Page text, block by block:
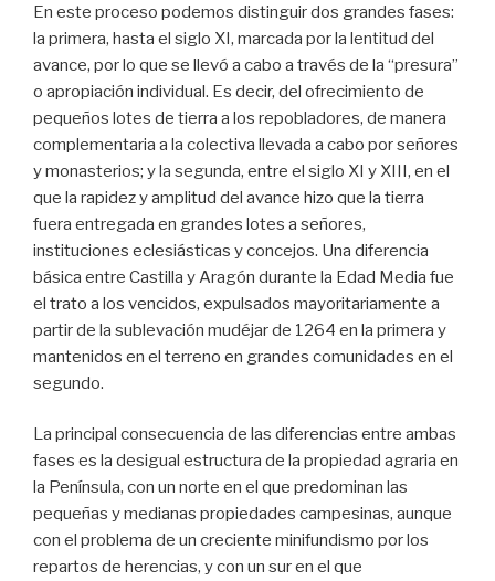
En este proceso podemos distinguir dos grandes fases:
la primera, hasta el siglo XI, marcada por la lentitud del
avance, por lo que se llevó a cabo a través de la “presura”
o apropiación individual. Es decir, del ofrecimiento de
pequeños lotes de tierra a los repobladores, de manera
complementaria a la colectiva llevada a cabo por señores
y monasterios; y la segunda, entre el siglo XI y XIII, en el
que la rapidez y amplitud del avance hizo que la tierra
fuera entregada en grandes lotes a señores,
instituciones eclesiásticas y concejos. Una diferencia
básica entre Castilla y Aragón durante la Edad Media fue
el trato a los vencidos, expulsados mayoritariamente a
partir de la sublevación mudéjar de 1264 en la primera y
mantenidos en el terreno en grandes comunidades en el
segundo.
La principal consecuencia de las diferencias entre ambas
fases es la desigual estructura de la propiedad agraria en
la Península, con un norte en el que predominan las
pequeñas y medianas propiedades campesinas, aunque
con el problema de un creciente minifundismo por los
repartos de herencias, y con un sur en el que